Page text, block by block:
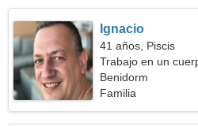
Ignacio
41 años, Piscis
Trabajo en un
una mujer
Benidorm
Familia